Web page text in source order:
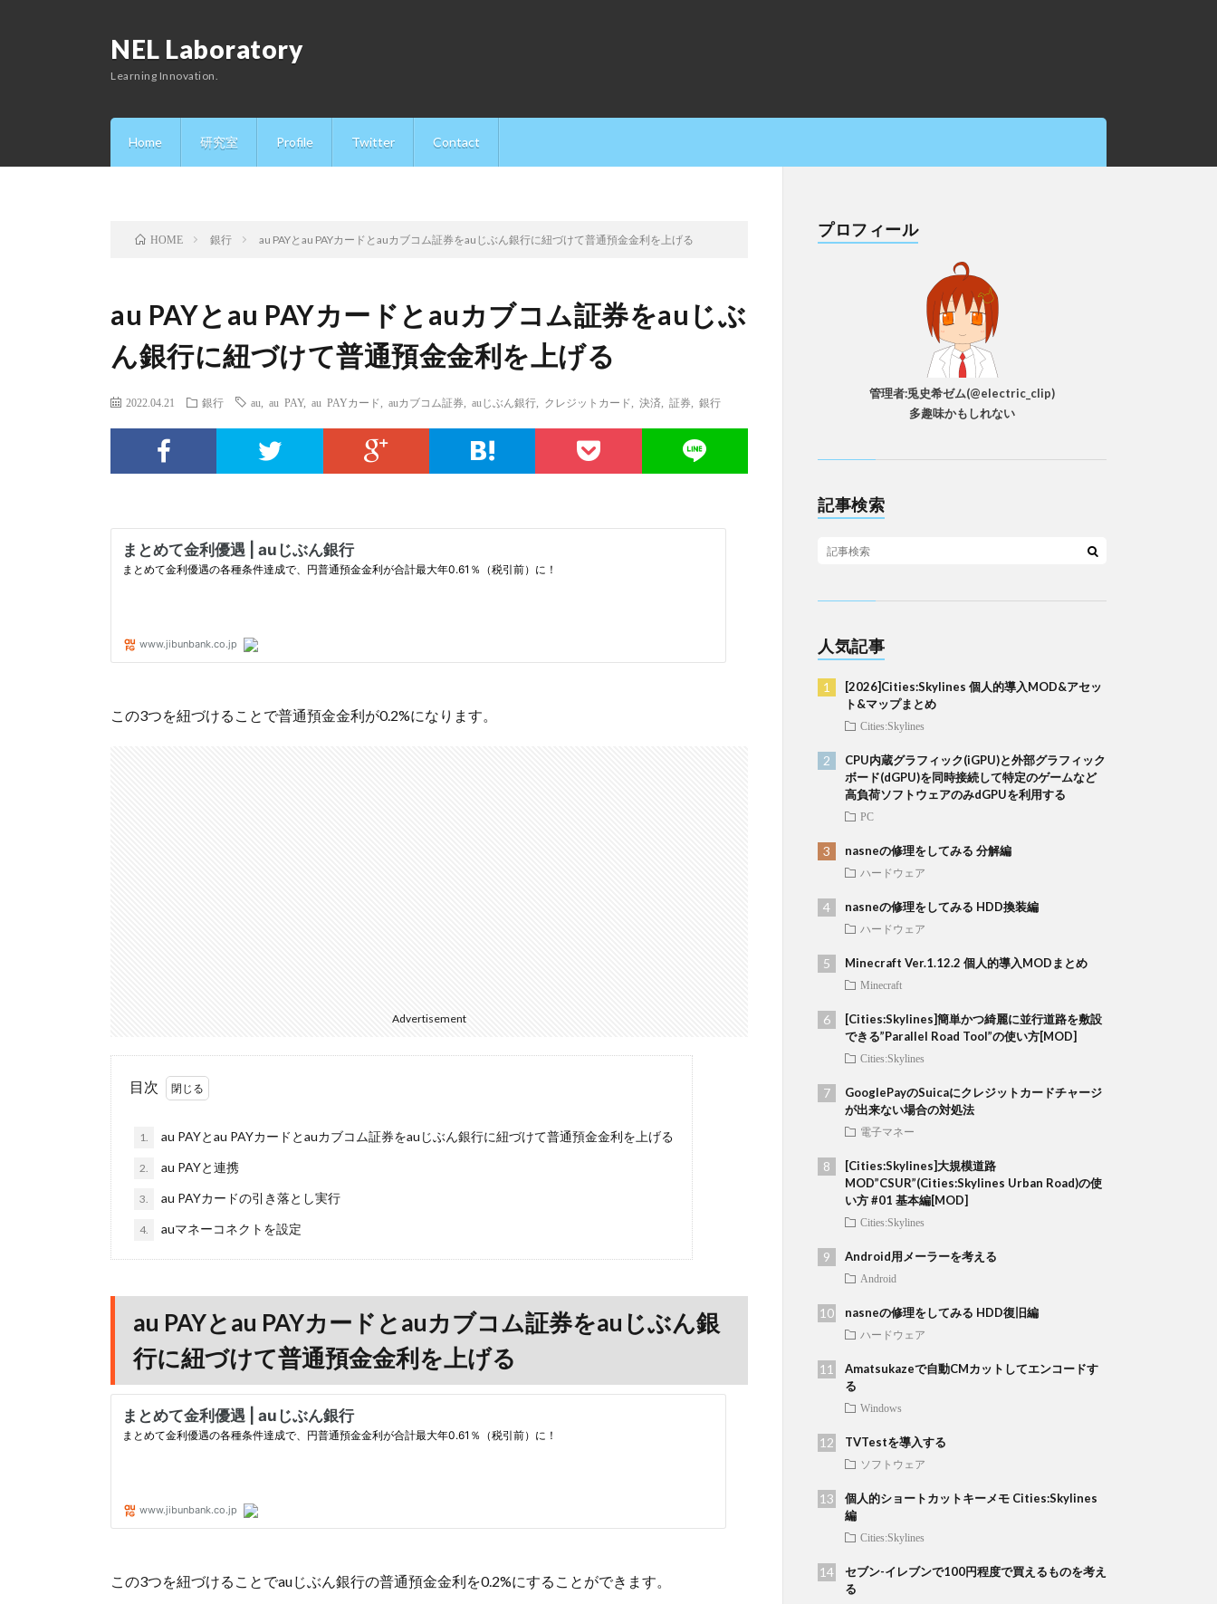
NEL Laboratory
Learning Innovation.
Home 研究室 Profile Twitter Contact
HOME 銀行 au PAYとau PAYカードとauカブコム証券をauじぶん銀行に紐づけて普通預金金利を上げる
au PAYとau PAYカードとauカブコム証券をauじぶ
ん銀行に紐づけて普通預金金利を上げる
2022.04.21 銀行 au au PAY, au PAYカード auカブコム証券 auじぶん銀行 クレジットカード 決済 証券 銀行
この3つを紐づけることで普通預金金利が0.2%になります。
Advertisement
目次
1. au PAYとau PAYカードとauカブコム証券をauじぶん銀行に紐づけて普通預金金利を上げる
2. au PAYと連携
3. au PAYカードの引き落とし実行
4. auマネーコネクトを設定
au PAYとau PAYカードとauカブコム証券をauじぶん銀
行に紐づけて普通預金金利を上げる
この3つを紐づけることでauじぶん銀行の普通預金金利を0.2%にすることができます。
プロフィール
管理者:兎史希ゼム(@electric_clip)
多趣味かもしれない
記事検索
人気記事
[2026]Cities:Skylines 個人的導入MOD&アセッ
ト&マップまとめ
Cities:Skylines
CPU内蔵グラフィック(iGPU)と外部グラフィック
ボード(dGPU)を同時接続して特定のゲームなど
高負荷ソフトウェアのみdGPUを利用する
PC
nasneの修理をしてみる 分解編
ハードウェア
nasneの修理をしてみる HDD換装編
ハードウェア
Minecraft Ver.1.12.2 個人的導入MODまとめ
Minecraft
[Cities:Skylines]簡単かつ綺麗に並行道路を敷設
できる”Parallel Road Tool”の使い方[MOD]
Cities:Skylines
GooglePayのSuicaにクレジットカードチャージ
が出来ない場合の対処法
電子マネー
[Cities:Skylines]大規模道路
MOD”CSUR”(Cities:Skylines Urban Road)の使
い方 #01 基本編[MOD]
Cities:Skylines
Android用メーラーを考える
Android
nasneの修理をしてみる HDD復旧編
ハードウェア
Amatsukazeで自動CMカットしてエンコードす
る
Windows
TVTestを導入する
ソフトウェア
個人的ショートカットキーメモ Cities:Skylines
編
Cities:Skylines
セブン-イレブンで100円程度で買えるものを考え
る